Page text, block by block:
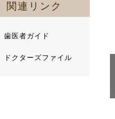
関連リンク
歯医者ガイド
ドクターズファイル